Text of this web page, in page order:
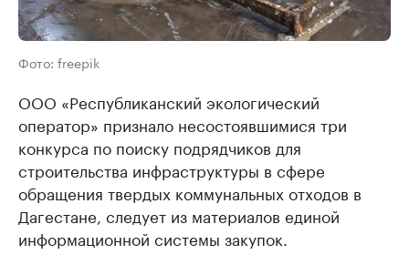
Фото: freepik
ООО «Республиканский экологический
оператор» признало несостоявшимися три
конкурса по поиску подрядчиков для
строительства инфраструктуры в сфере
обращения твердых коммунальных отходов в
Дагестане, следует из материалов единой
информационной системы закупок.